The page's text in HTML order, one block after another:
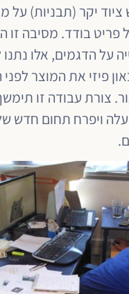
ציוד יקר (תבניות) על
פריט בודד. מסיבה זו
על הדגמים, אלו
פיזי את המוצר
צורת עבודה זו
ויפרח תחום חדש של